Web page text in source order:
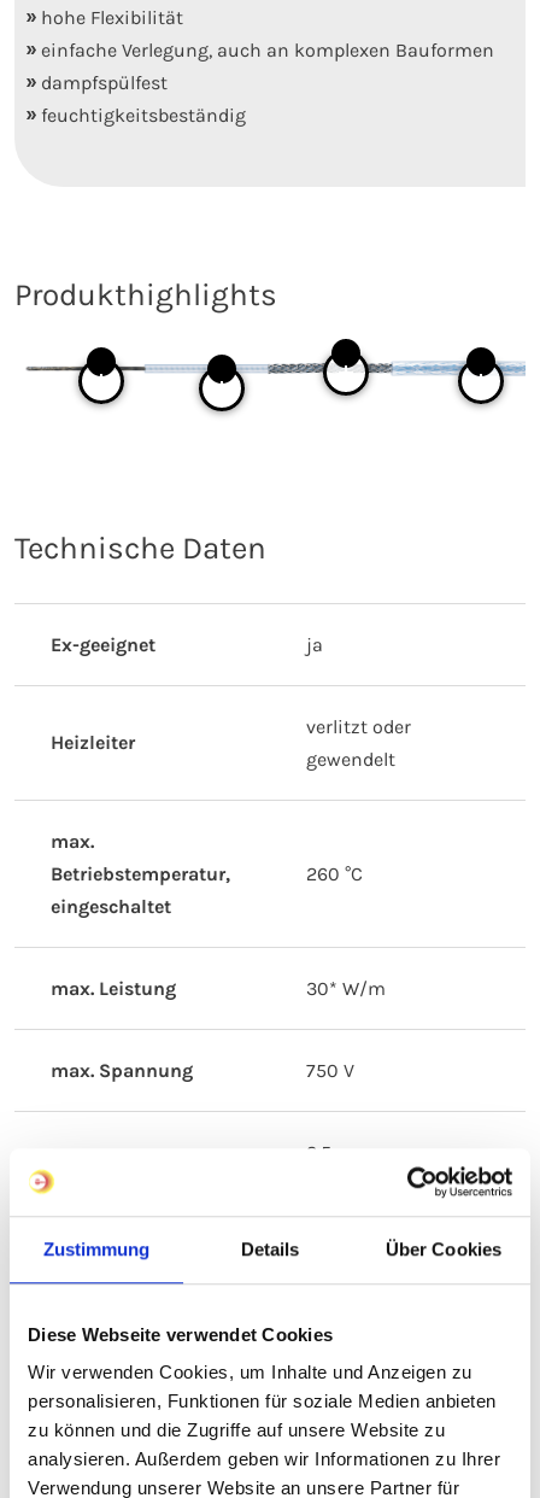
Zustimmung Details Über Cookies
Diese Webseite verwendet Cookies
Wir verwenden Cookies, um Inhalte und Anzeigen zu
personalisieren, Funktionen für soziale Medien anbieten
zu können und die Zugriffe auf unsere Website zu
analysieren. Außerdem geben wir Informationen zu Ihrer
Verwendung unserer Website an unsere Partner für
hohe Flexibilität
einfache Verlegung, auch an komplexen Bauformen
dampfspülfest
feuchtigkeitsbeständig
Produkthighlights
Technische Daten
Ex-geeignet ja
Heizleiter
verlitzt oder
gewendelt
max.
Betriebstemperatur,
eingeschaltet
260 °C
max. Leistung 30* W/m
max. Spannung 750 V
min. Biegeradius
2,5x
Außendurchmesser
- 60 °C
Stoßfestigkeit 4 Joule
Die Leistung je